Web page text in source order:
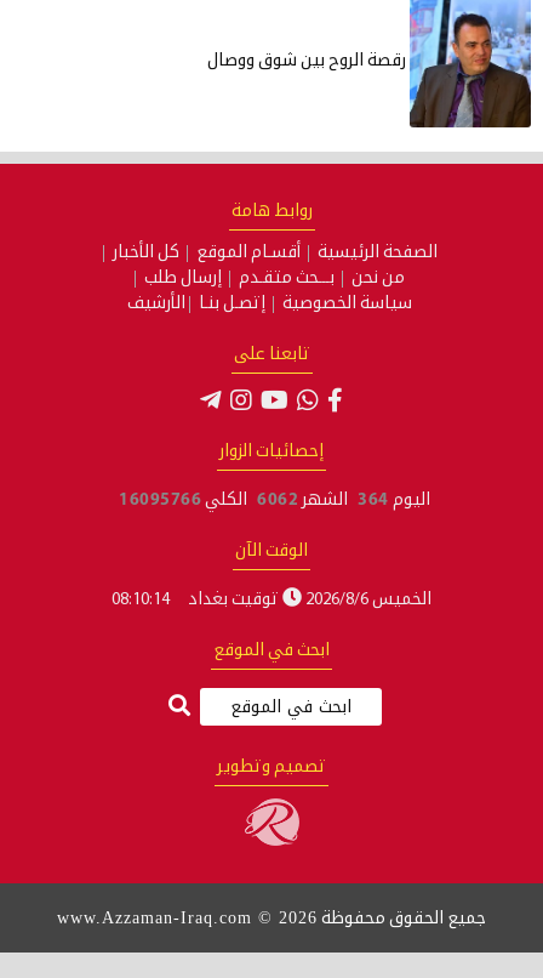
رقصة الروح بين شوق ووصال
روابط هامة
الصفحة الرئيسية أقسـام الموقع
كل الأخبار
من نحن
بـــحث متقـدم
إرسال طلب
سياسة الخصوصية
إتصـل بنـا الأرشيف
تابعنا على
إحصائيات الزوار
اليوم364 الشهر6062 الكلي16095766
الوقت الآن
الخميس 2026/8/6 توقيت بغداد 08:10:14
ابحث في الموقع
تصميم وتطوير
جميع الحقوق محفوظةwww.Azzaman-Iraq.com © 2026